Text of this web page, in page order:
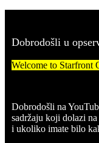
Dobrodošli u
Welcome to Starfront
Dobrodošli na
sadržaju koji dolazi
i ukoliko imate bilo